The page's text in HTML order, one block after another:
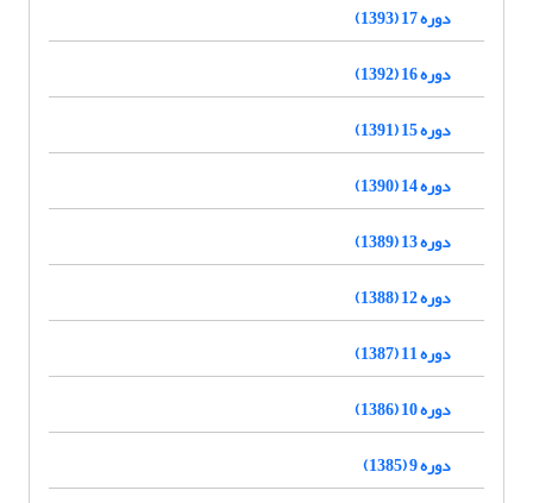
دوره 17 (1393)
دوره 16 (1392)
دوره 15 (1391)
دوره 14 (1390)
دوره 13 (1389)
دوره 12 (1388)
دوره 11 (1387)
دوره 10 (1386)
دوره 9 (1385)